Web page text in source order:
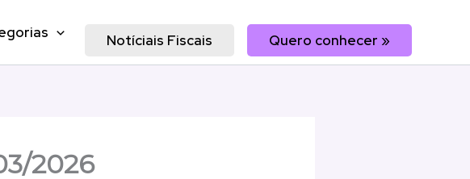
Notíciais Fiscais Quero conhecer »
2026